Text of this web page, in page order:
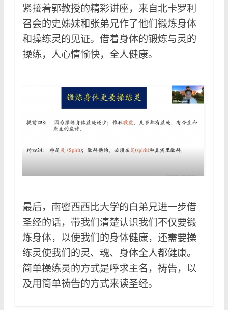
紧接着郭教授的精彩讲座，来自北卡罗利
召会的史姊妹和张弟兄作了他们锻炼身体
和操练灵的见证。借着身体的锻炼与灵的
操练，人心情愉快，全人健康。
最后，南密西西比大学的白弟兄进一步借
圣经的话，带我们清楚认识我们不仅要锻
炼身体，以使我们的身体健康，还需要操
练灵使我们的灵、魂、身体全人都健康。
简单操练灵的方式是呼求主名，祷告，以
及用简单祷告的方式来读圣经。